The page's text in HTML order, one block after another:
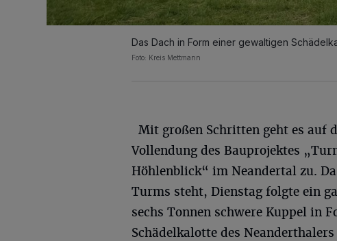
Das Dach in Form einer gewaltigen
Foto: Kreis Mettmann
Mit großen Schritten geht es auf
Vollendung des Bauprojektes
Höhlenblick“ im Neandertal zu.
Turms steht, Dienstag folgte ein
sechs Tonnen schwere Kuppel in
Schädelkalotte des